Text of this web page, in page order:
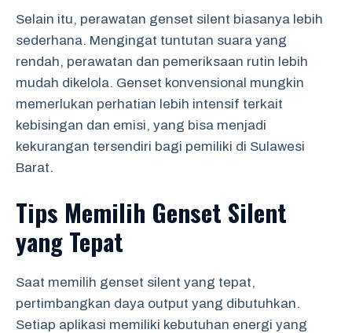
Selain itu, perawatan genset silent biasanya lebih
sederhana. Mengingat tuntutan suara yang
rendah, perawatan dan pemeriksaan rutin lebih
mudah dikelola. Genset konvensional mungkin
memerlukan perhatian lebih intensif terkait
kebisingan dan emisi, yang bisa menjadi
kekurangan tersendiri bagi pemiliki di Sulawesi
Barat.
Tips Memilih Genset Silent
yang Tepat
Saat memilih genset silent yang tepat,
pertimbangkan daya output yang dibutuhkan.
Setiap aplikasi memiliki kebutuhan energi yang